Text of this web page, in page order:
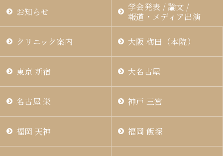
お知らせ
学会発表 / 論文 /
報道・メディア出演
クリニック案内 大阪 梅田（本院）
東京 新宿 大名古屋
名古屋 栄 神戸 三宮
福岡 天神 福岡 飯塚